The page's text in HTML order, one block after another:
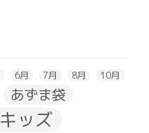
6月 7月 8月 10月
あずま袋
キッズ